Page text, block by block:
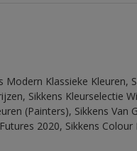
Klassieke Kleuren,
Sikkens Kleurselectie
(Painters), Sikkens Van
2020, Sikkens